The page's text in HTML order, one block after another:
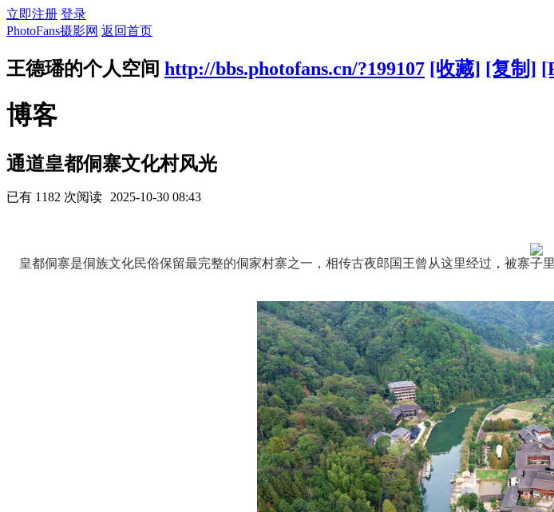
立即注册 登录
PhotoFans摄影网 返回首页
王德璠的个人空间 http://bbs.photofans.cn/?199107 [收藏] [复制]
博客
通道皇都侗寨文化村风光
已有 1182 次阅读 2025-10-30 08:43
皇都侗寨是侗族文化民俗保留最完整的侗家村寨之一，相传古夜郎国王曾从这里经过，被寨子